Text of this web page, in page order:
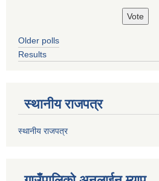
Older polls
Results
स्थानीय राजपत्र
स्थानीय राजपत्र